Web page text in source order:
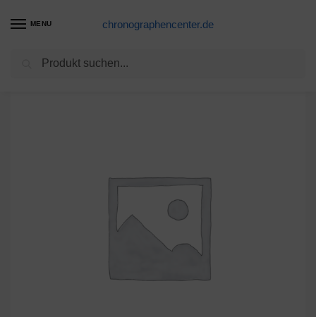
MENU chronographencenter.de
Gehäuseteile Schweiz